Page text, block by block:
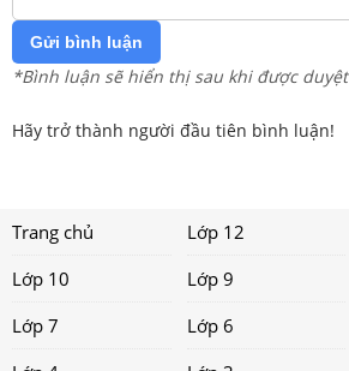
Gửi bình luận
*Bình luận sẽ hiển thị sau khi được duyệt
Hãy trở thành người đầu tiên bình luận!
Trang chủ Lớp 12
Lớp 10
Lớp 9
Lớp 7
Lớp 6